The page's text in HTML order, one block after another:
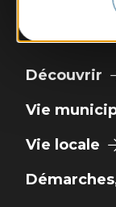
Découvrir
Vie
Vie locale